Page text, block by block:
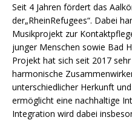
Seit 4 Jahren fördert das
der„RheinRefugees“. Dabei
Musikprojekt zur
junger Menschen sowie Bad
Projekt hat sich seit 2017
harmonische
unterschiedlicher Herkunft
ermöglicht eine nachhaltige
Integration wird dabei